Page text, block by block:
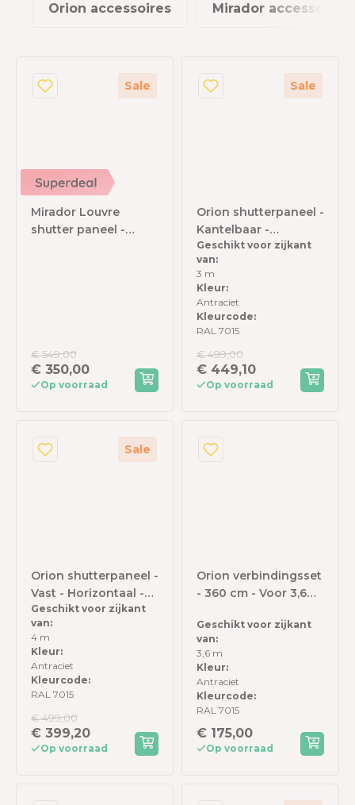
Orion accessoires Mirador accessoires
Sale
Mirador Louvre
shutter paneel -
€ 350,00
€ 549,00
Op voorraad
Sale
Orion shutterpaneel -
Kantelbaar -
Horizontaal - 93 cm -
Voor 3 meter zijkant -
Antraciet
Geschikt voor zijkant
van:
3 m
Kleur:
Antraciet
Kleurcode:
RAL 7015
€ 449,10
€ 499,00
Op voorraad
Sale
Orion shutterpaneel -
Vast - Horizontaal -
123 cm - Voor 4
meter zijkant -
Antraciet
Geschikt voor zijkant
van:
4 m
Kleur:
Antraciet
Kleurcode:
RAL 7015
€ 399,20
€ 499,00
Op voorraad
Orion verbindingsset
- 360 cm - Voor 3,6
Antraciet
Geschikt voor zijkant
van:
3,6 m
Kleur:
Antraciet
Kleurcode:
RAL 7015
€ 175,00
Op voorraad